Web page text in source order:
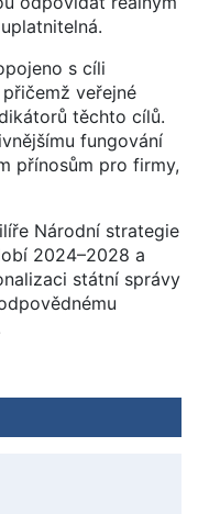
s cíli
veřejné
těchto cílů.
fungování
přínosům pro firmy,
Národní strategie
2024–2028 a
státní správy